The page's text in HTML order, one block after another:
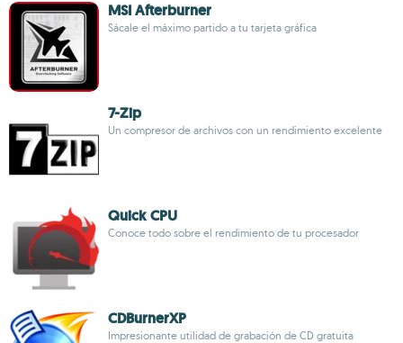
MSI Afterburner
Sácale el máximo partido a tu tarjeta gráfica
7-Zip
Un compresor de archivos con un rendimiento excelente
Quick CPU
Conoce todo sobre el rendimiento de tu procesador
CDBurnerXP
Impresionante utilidad de grabación de CD gratuita